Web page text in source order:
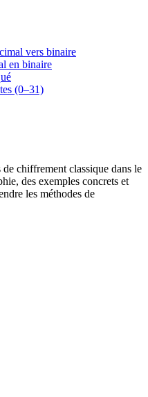
vers binaire
en binaire
(0–31)
chiffrement classique dans le
des exemples concrets et
les méthodes de